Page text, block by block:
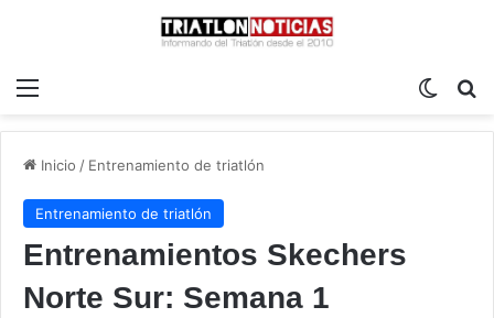
Inicio / Entrenamiento de triatlón
Entrenamiento de triatlón
Entrenamientos Skechers
Norte Sur: Semana 1